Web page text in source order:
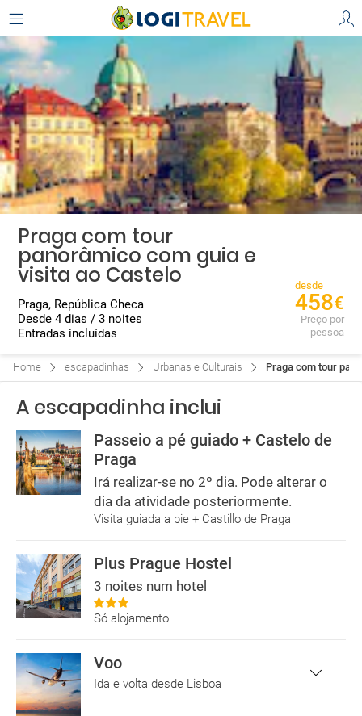
Praga com tour
panorâmico com guia e
visita ao Castelo
Praga, República Checa
Desde 4 dias / 3 noites
Entradas incluídas
desde
458€
Preço por
pessoa
Home escapadinhas Urbanas e Culturais Praga com tour
A escapadinha inclui
Passeio a pé guiado + Castelo de
Praga
Irá realizar-se no 2º dia. Pode alterar o
dia da atividade posteriormente.
Visita guiada a pie + Castillo de Praga
Plus Prague Hostel
3 noites num hotel
Só alojamento
Voo
Ida e volta desde Lisboa